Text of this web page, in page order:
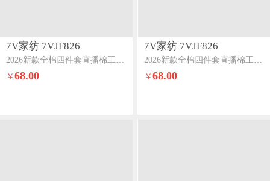
7V家纺 7VJF826
2026新款全棉四件套直播棉工艺款印花纯棉套件小奶狗
￥68.00
7V家纺 7VJF826
2026新款全棉四件套直播棉工艺款印花纯棉套件慕夏
￥ 68.00